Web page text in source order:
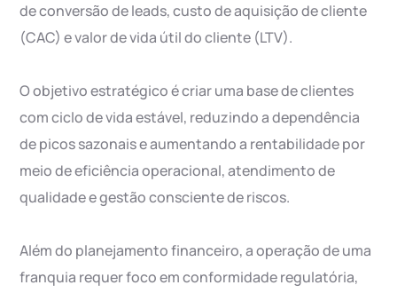
de conversão de leads, custo de aquisição de cliente
(CAC) e valor de vida útil do cliente (LTV).
O objetivo estratégico é criar uma base de clientes
com ciclo de vida estável, reduzindo a dependência
de picos sazonais e aumentando a rentabilidade por
meio de eficiência operacional, atendimento de
qualidade e gestão consciente de riscos.
Além do planejamento financeiro, a operação de uma
franquia requer foco em conformidade regulatória,